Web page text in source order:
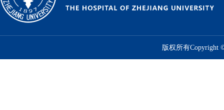
版权所有